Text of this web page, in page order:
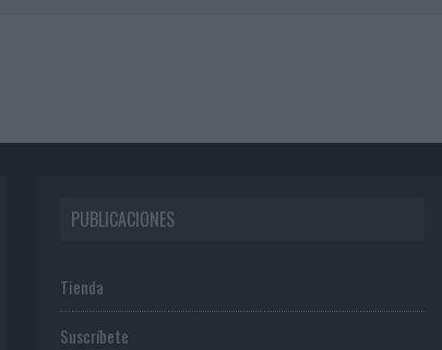
PUBLICACIONES
Tienda
Suscríbete